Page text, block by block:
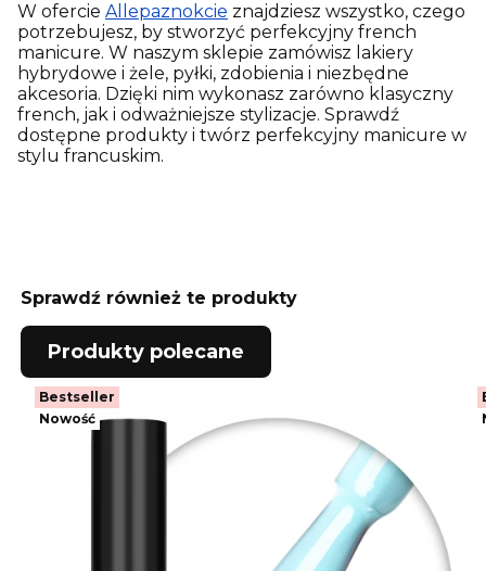
W ofercie Allepaznokcie znajdziesz wszystko, czego
potrzebujesz, by stworzyć perfekcyjny french
manicure. W naszym sklepie zamówisz lakiery
hybrydowe i żele, pyłki, zdobienia i niezbędne
akcesoria. Dzięki nim wykonasz zarówno klasyczny
french, jak i odważniejsze stylizacje. Sprawdź
dostępne produkty i twórz perfekcyjny manicure w
stylu francuskim.
Sprawdź również te produkty
Produkty polecane
Bestseller
Nowość